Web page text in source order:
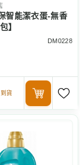
智能潔衣蛋-無香
】
DM0228
貨